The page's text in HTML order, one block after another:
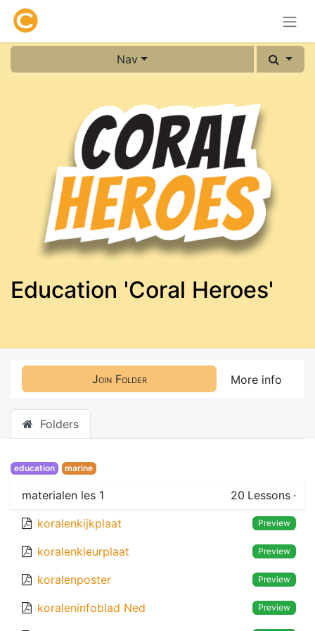
Nav
Education 'Coral Heroes'
Join Folder More info
Folders
education marine
materialen les 1 20 Lessons ·
koralenkijkplaat
Preview
koralenkleurplaat Preview
koralenposter Preview
koraleninfoblad Ned Preview